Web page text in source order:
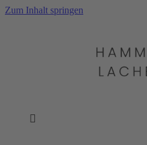
Zum Inhalt springen